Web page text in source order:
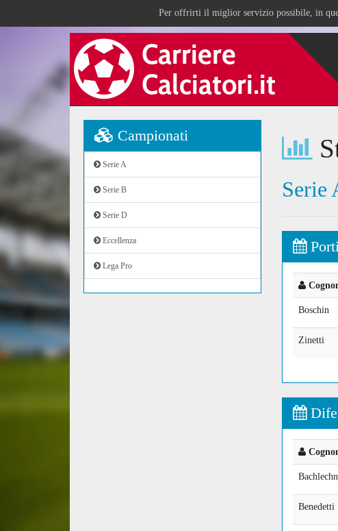
Per offrirti il miglior servizio possibile, in
Campionati
Serie A
Serie B
Serie D
Eccellenza
Lega Pro
Serie
Boschin
Zinetti
Benedetti